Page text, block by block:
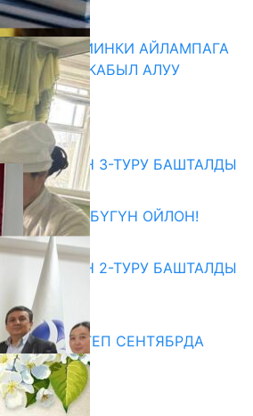
КИЙИНКИ АЙЛАМПАГА
КАБЫЛ АЛУУ
АЛУУНУН 3-ТУРУ БАШТАЛДЫ
ҮЧҮН БҮГҮН ОЙЛОН!
АЛУУНУН 2-ТУРУ БАШТАЛДЫ
МЕКТЕП СЕНТЯБРДА